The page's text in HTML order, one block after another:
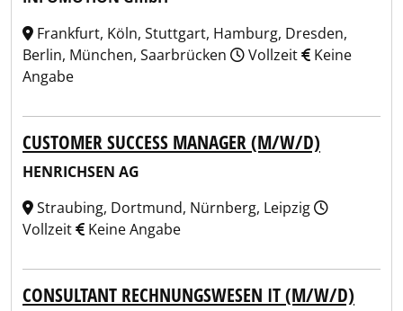
Frankfurt, Köln, Stuttgart, Hamburg, Dresden,
Berlin, München, Saarbrücken
Vollzeit
Keine
Angabe
CUSTOMER SUCCESS MANAGER (M/W/D)
HENRICHSEN AG
Straubing, Dortmund, Nürnberg, Leipzig
Vollzeit
Keine Angabe
CONSULTANT RECHNUNGSWESEN IT (M/W/D)